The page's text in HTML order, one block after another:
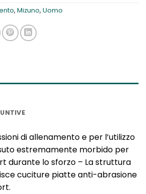
, Mizuno, Uomo
di allenamento e per l’utilizzo
estremamente morbido per
durante lo sforzo – La struttura
cuciture piatte anti-abrasione